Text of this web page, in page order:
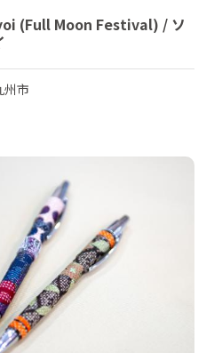
(Full Moon Festival) / ソ
州市